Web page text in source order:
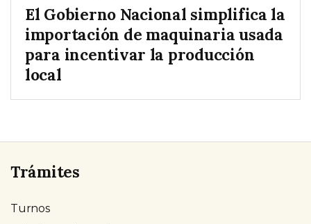
El Gobierno Nacional simplifica la
importación de maquinaria usada
para incentivar la producción
local
Trámites
Turnos